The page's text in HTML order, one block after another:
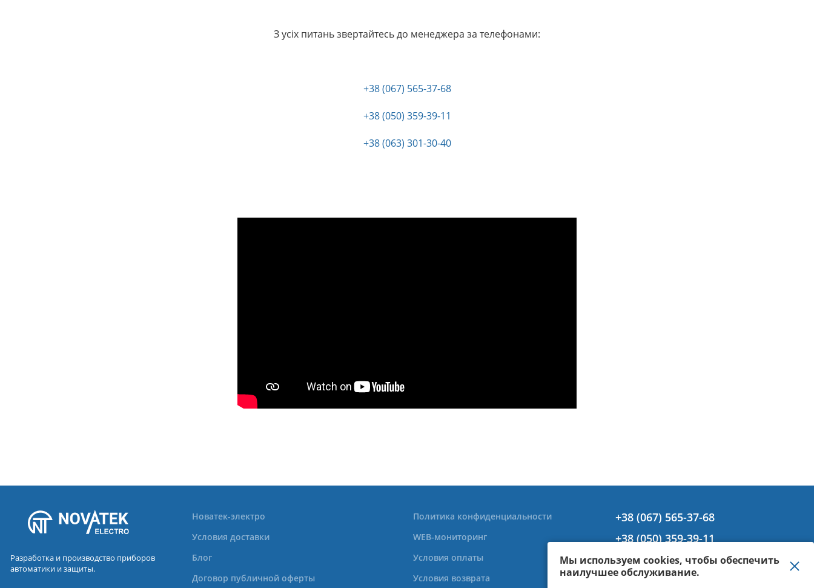
Мы используем cookies, чтобы обеспечить
наилучшее обслуживание.
З усіх питань звертайтесь до менеджера за телефонами:
+38 (067) 565-37-68
+38 (050) 359-39-11
+38 (063) 301-30-40
Разработка и производство приборов
автоматики и защиты.
Новатек-электро
Условия доставки
Блог
Договор публичной оферты
Политика конфиденциальности
WEB-мониторинг
Условия оплаты
Условия возврата
+38 (067) 565-37-68
+38 (050) 359-39-11
+38 (063) 301-30-40